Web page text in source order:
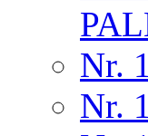
Nr.
Nr.